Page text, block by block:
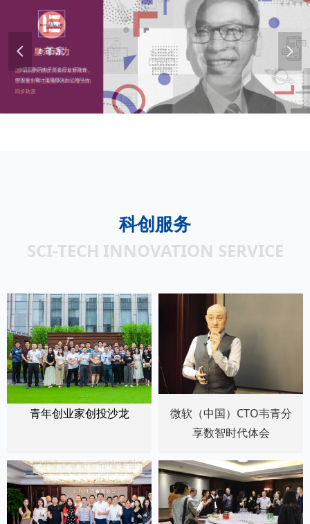
科创服务
SCI-TECH INNOVATION SERVICE
青年创业家创投沙龙
微软（中国）CTO韦青分
享数智时代体会
了解更多
넳 넲